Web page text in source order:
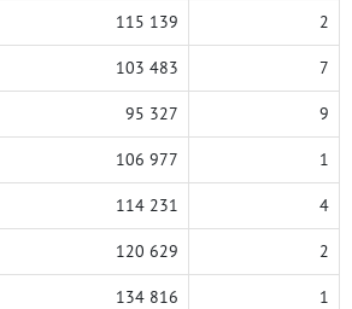
115 139 2
103 483 7
95 327 9
106 977 1
114 231 4
120 629 2
134 816 1